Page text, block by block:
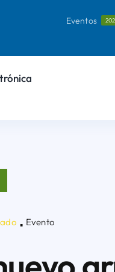
Eventos
▪ Evento